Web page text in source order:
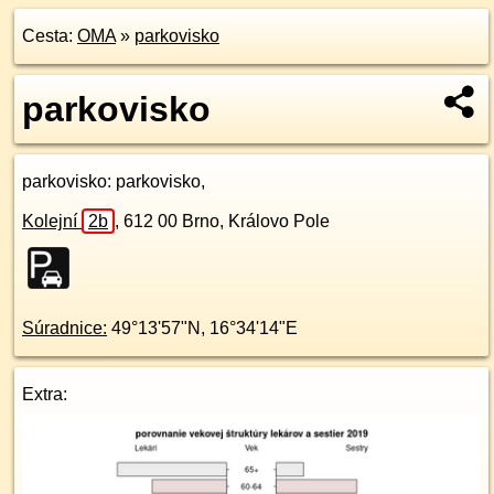
Cesta: OMA» parkovisko
parkovisko
parkovisko: parkovisko,
Kolejní 2b , 612 00 Brno, Královo Pole
Súradnice: 49°13'57"N , 16°34'14"E
Extra: